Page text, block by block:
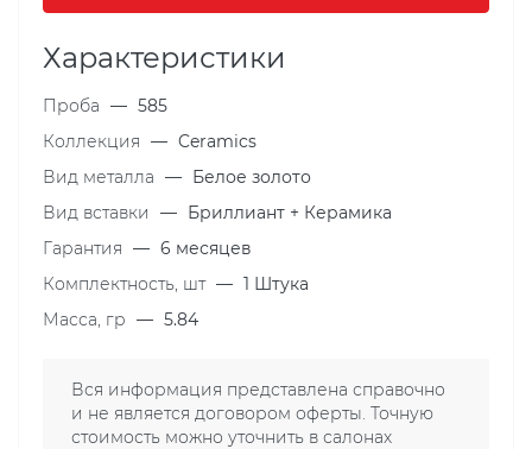
Характеристики
Проба — 585
Коллекция — Ceramics
Вид металла — Белое золото
Вид вставки
— Бриллиант + Керамика
Гарантия — 6 месяцев
Комплектность, шт — 1 Штука
Масса, гр — 5.84
Вся информация представлена справочно
и не является договором оферты. Точную
стоимость можно уточнить в салонах